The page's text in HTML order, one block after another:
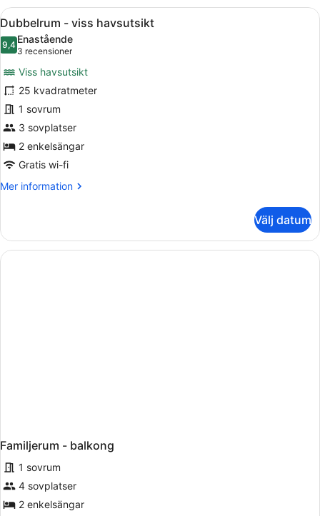
terrass
Öppna
alla
foton
Dubbelrum
-
viss
havsutsikt
Dubbelrum - viss havsutsikt | 1
4
Dubbelrum - viss havsutsikt
9,49,4 av 10
Enastående
3 recensioner
(3 recensioner)
Viss havsutsikt
25 kvadratmeter
1 sovrum
3 sovplatser
2 enkelsängar
Gratis wi-fi
Mer information
Mer
-
viss
havsutsikt
Välj datum
Familjerum - balkong
1 sovrum
4 sovplatser
2 enkelsängar